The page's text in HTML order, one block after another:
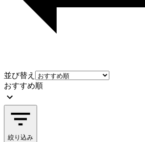
並び替え
おすすめ順
絞り込み